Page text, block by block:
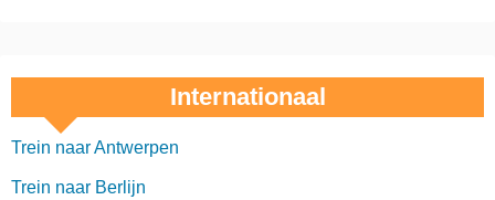
Internationaal
Trein naar Antwerpen
Trein naar Berlijn